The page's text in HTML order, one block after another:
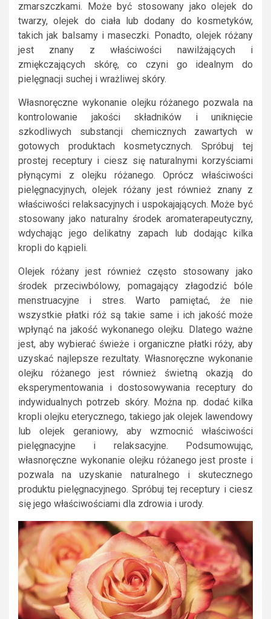
zmarszczkami. Może być stosowany jako olejek do
twarzy, olejek do ciała lub dodany do kosmetyków,
takich jak balsamy i maseczki. Ponadto, olejek różany
jest znany z właściwości nawilżających i
zmiękczających skórę, co czyni go idealnym do
pielęgnacji suchej i wrażliwej skóry.
Własnoręczne wykonanie olejku różanego pozwala na
kontrolowanie jakości składników i uniknięcie
szkodliwych substancji chemicznych zawartych w
gotowych produktach kosmetycznych. Spróbuj tej
prostej receptury i ciesz się naturalnymi korzyściami
płynącymi z olejku różanego. Oprócz właściwości
pielęgnacyjnych, olejek różany jest również znany z
właściwości relaksacyjnych i uspokajających. Może być
stosowany jako naturalny środek aromaterapeutyczny,
wdychając jego delikatny zapach lub dodając kilka
kropli do kąpieli.
Olejek różany jest również często stosowany jako
środek przeciwbólowy, pomagający złagodzić bóle
menstruacyjne i stres. Warto pamiętać, że nie
wszystkie płatki róż są takie same i ich jakość może
wpłynąć na jakość wykonanego olejku. Dlatego ważne
jest, aby wybierać świeże i organiczne płatki róży, aby
uzyskać najlepsze rezultaty. Własnoręczne wykonanie
olejku różanego jest również świetną okazją do
eksperymentowania i dostosowywania receptury do
indywidualnych potrzeb skóry. Można np. dodać kilka
kropli olejku eterycznego, takiego jak olejek lawendowy
lub olejek geraniowy, aby wzmocnić właściwości
pielęgnacyjne i relaksacyjne. Podsumowując,
własnoręczne wykonanie olejku różanego jest proste i
pozwala na uzyskanie naturalnego i skutecznego
produktu pielęgnacyjnego. Spróbuj tej receptury i ciesz
się jego właściwościami dla zdrowia i urody.